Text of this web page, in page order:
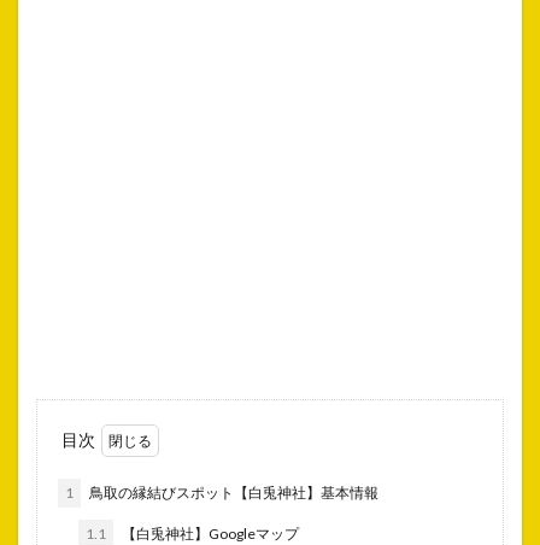
目次
1 鳥取の縁結びスポット【白兎神社】基本情報
1.1 【白兎神社】Googleマップ